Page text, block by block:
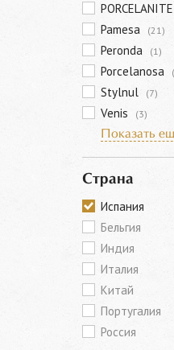
Pamesa (21)
Peronda (1)
Porcelanosa
Stylnul (7)
Venis
(3)
Показать
Страна
Испания
Бельгия
Индия
Италия
Китай
Португалия
Россия